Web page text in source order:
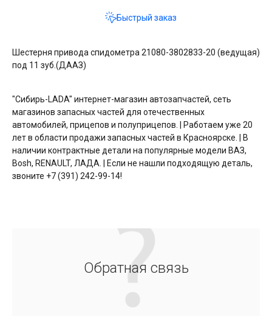
Быстрый заказ
Шестерня привода спидометра 21080-3802833-20 (ведущая)
под 11 зуб.(ДААЗ)
"Сибирь-LADA" интернет-магазин автозапчастей, сеть
магазинов запасных частей для отечественных
автомобилей, прицепов и полуприцепов. | Работаем уже 20
лет в области продажи запасных частей в Красноярске. | В
наличии контрактные детали на популярные модели ВАЗ,
Bosh, RENAULT, ЛАДА. | Если не нашли подходящую деталь,
звоните +7 (391) 242-99-14!
Обратная связь